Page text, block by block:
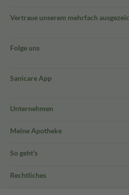
Vertraue unserem mehrfach
Folge uns
Sanicare App
Unternehmen
Meine Apotheke
So geht's
Rechtliches